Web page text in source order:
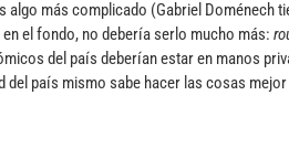
más complicado (Gabriel Doménech
en el fondo, no debería serlo mucho más:
del país deberían estar en manos
del país mismo sabe hacer las cosas